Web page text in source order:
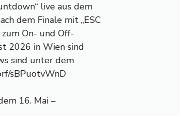
live aus dem
dem Finale mit „ESC
On- und Off-
2026 in Wien sind
sind unter dem
sBPuotvWnD
16. Mai –